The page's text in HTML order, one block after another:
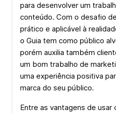
para desenvolver um
conteúdo. Com o desafio
prático e aplicável à
o Guia tem como público
porém auxilia também
um bom trabalho de
uma experiência positiva
marca do seu público.
Entre as vantagens de usar